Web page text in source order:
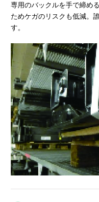
専用のバックルを手で締め
ためケガのリスクも低減。
す。